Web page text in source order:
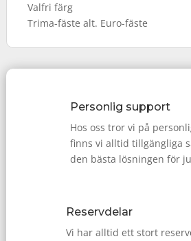
Valfri färg
Trima-fäste alt. Euro-fäste
Personlig support
Hos oss tror vi på
finns vi alltid tillgängliga
den bästa lösningen för
Reservdelar
Vi har alltid ett stort